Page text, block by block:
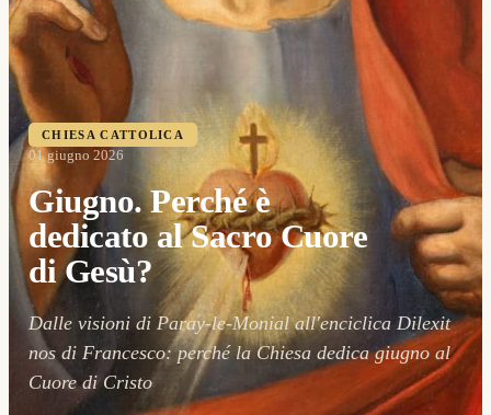
CHIESA CATTOLICA
01 giugno 2026
Giugno. Perché è
dedicato al Sacro Cuore
di Gesù?
Dalle visioni di Paray-le-Monial all'enciclica Dilexit
nos di Francesco: perché la Chiesa dedica giugno al
Cuore di Cristo